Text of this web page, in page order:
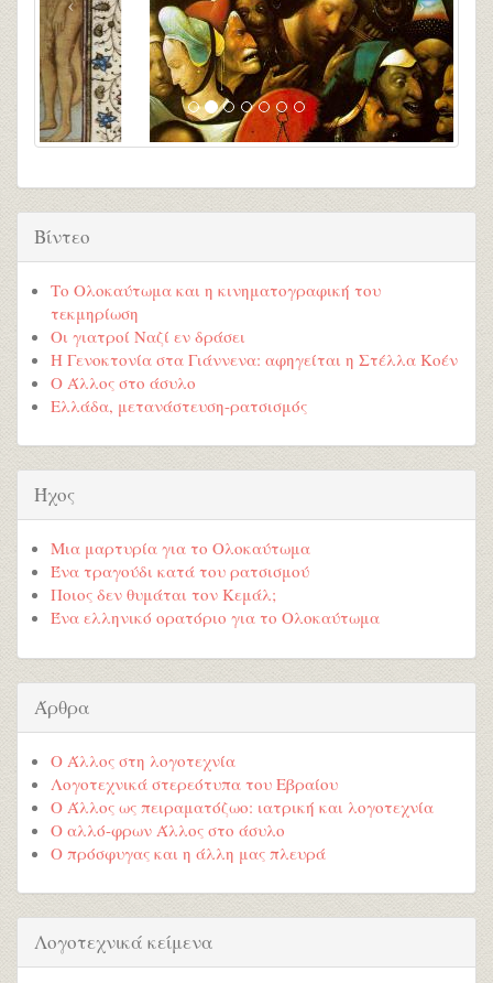
Βίντεο
Τo Ολοκαύτωμα και η κινηματογραφική του
τεκμηρίωση
Οι γιατροί Ναζί εν δράσει
Η Γενοκτονία στα Γιάννενα: αφηγείται η Στέλλα Κοέν
Ο Άλλος στο άσυλο
Ελλάδα, μετανάστευση-ρατσισμός
Ήχος
Μια μαρτυρία για το Ολοκαύτωμα
Ένα τραγούδι κατά του ρατσισμού
Ποιος δεν θυμάται τον Κεμάλ;
Ένα ελληνικό ορατόριο για το Ολοκαύτωμα
Άρθρα
Ο Άλλος στη λογοτεχνία
Λογοτεχνικά στερεότυπα του Εβραίου
Ο Άλλος ως πειραματόζωο: ιατρική και λογοτεχνία
Ο αλλό-φρων Άλλος στο άσυλο
Ο πρόσφυγας και η άλλη μας πλευρά
Λογοτεχνικά κείμενα